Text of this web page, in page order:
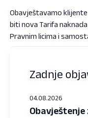
Obavještavamo klijente
biti nova Tarifa
Pravnim licima i
Zadnje
04.08.2026